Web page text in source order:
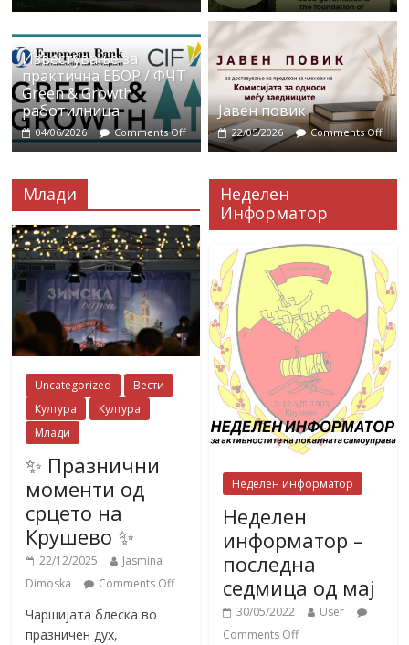
Известување за
практична ЕБОР / ФЧТ
Green & Growth
работилница
04/06/2026 Comments Off
Јавен повик
22/05/2026 Comments Off
Млади
Uncategorized
Вести
Култура
Култура
Млади
✨ Празнични
моменти од
срцето на
Крушево ✨
22/12/2025
Jasmina
Dimoska
Comments Off
Чаршијата блеска во
празничен дух,
Неделен
Информатор
Неделен информатор
Неделен
информатор –
последна
седмица од мај
30/05/2022
User
Comments Off